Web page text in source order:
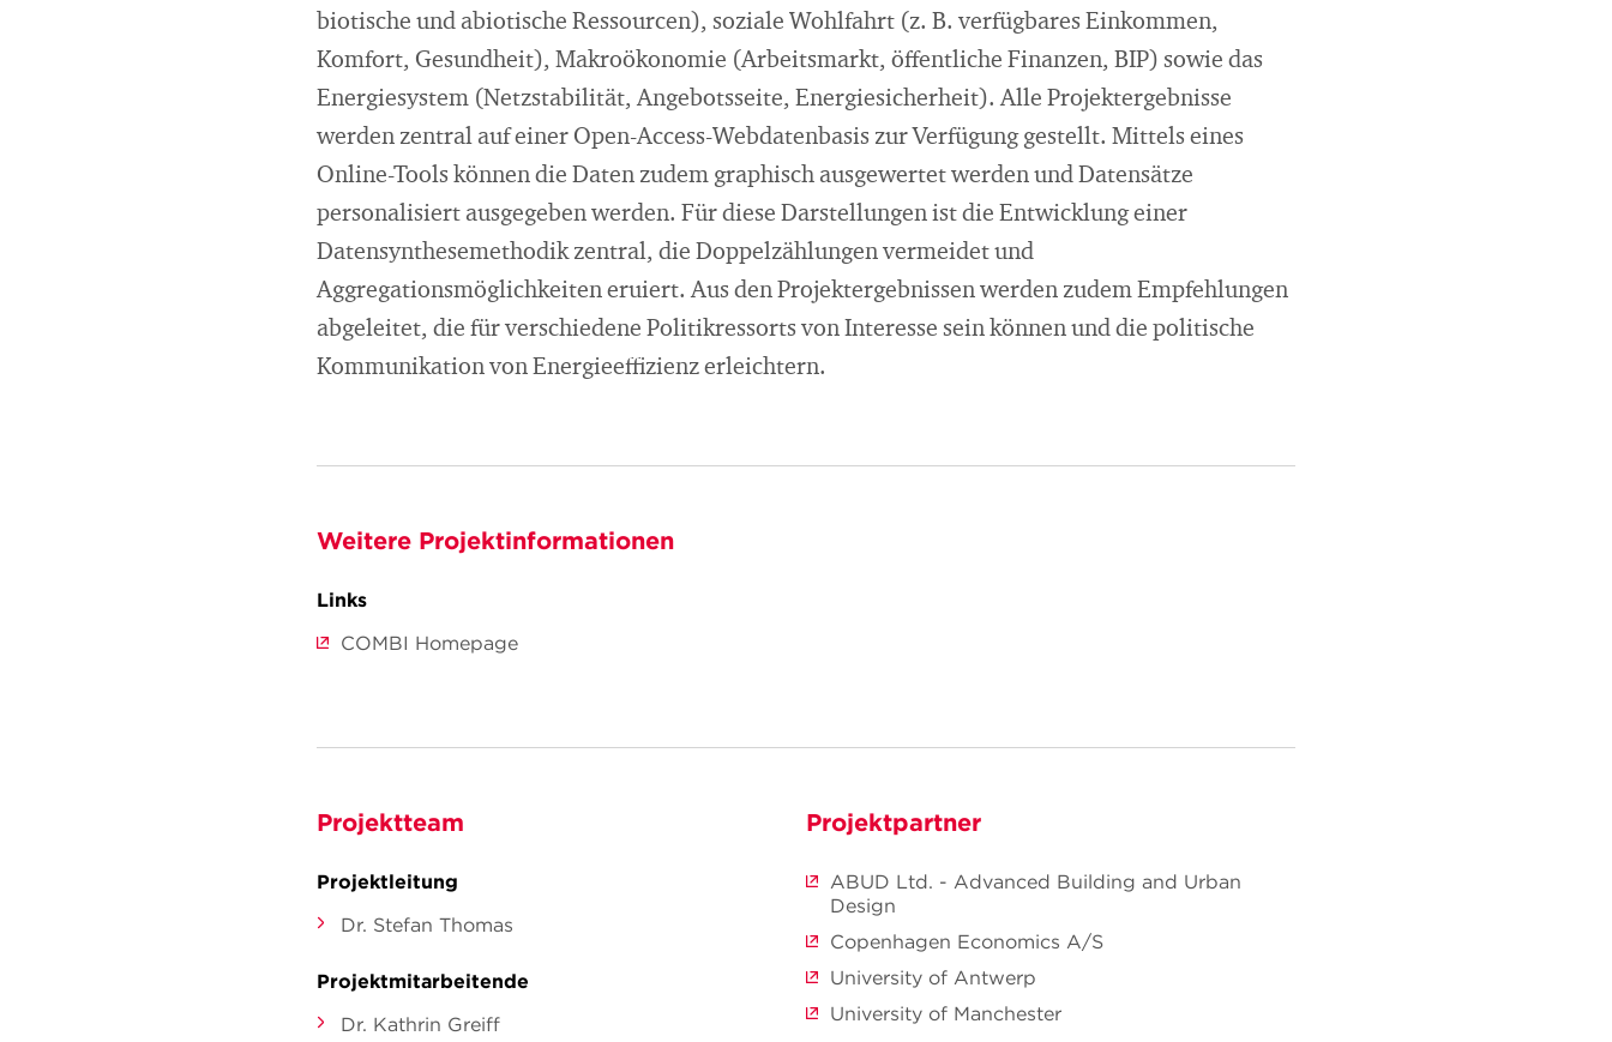
biotische und abiotische Ressourcen), soziale Wohlfahrt (z. B. verfügbares Einkommen,
Komfort, Gesundheit), Makroökonomie (Arbeitsmarkt, öffentliche Finanzen, BIP) sowie das
Energiesystem (Netzstabilität, Angebotsseite, Energiesicherheit). Alle Projektergebnisse
werden zentral auf einer Open-Access-Webdatenbasis zur Verfügung gestellt. Mittels eines
Online-Tools können die Daten zudem graphisch ausgewertet werden und Datensätze
personalisiert ausgegeben werden. Für diese Darstellungen ist die Entwicklung einer
Datensynthesemethodik zentral, die Doppelzählungen vermeidet und
Aggregationsmöglichkeiten eruiert. Aus den Projektergebnissen werden zudem Empfehlungen
abgeleitet, die für verschiedene Politikressorts von Interesse sein können und die politische
Kommunikation von Energieeffizienz erleichtern.
Weitere Projektinformationen
Links
COMBI Homepage
Projektteam
Projektleitung
Dr. Stefan Thomas
Projektmitarbeitende
Dr. Kathrin Greiff
Projektpartner
ABUD Ltd. - Advanced Building and Urban
Design
Copenhagen Economics A/S
University of Antwerp
University of Manchester